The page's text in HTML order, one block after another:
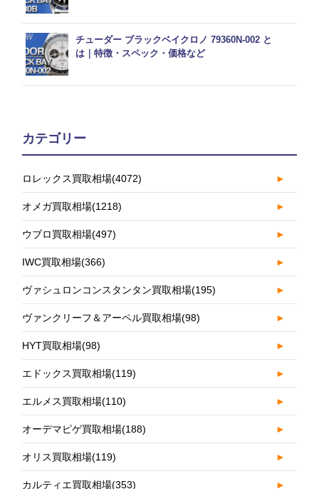
チューダー ブラックベイクロノ 79360N-002 と
は｜特徴・スペック・価格など
カテゴリー
ロレックス買取相場(4072) ►
オメガ買取相場(1218) ►
ウブロ買取相場(497) ►
IWC買取相場(366) ►
ヴァシュロンコンスタンタン買取相場(195) ►
ヴァンクリーフ＆アーペル買取相場(98) ►
HYT買取相場(98) ►
エドックス買取相場(119) ►
エルメス買取相場(110) ►
オーデマピゲ買取相場(188) ►
オリス買取相場(119) ►
カルティエ買取相場(353) ►